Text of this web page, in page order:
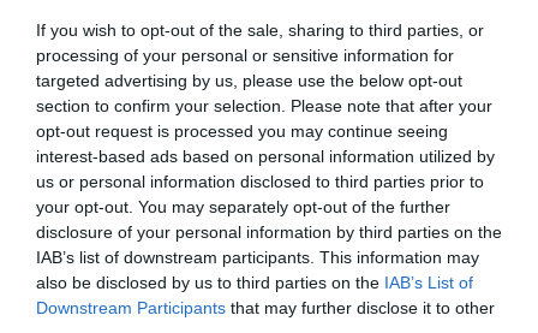
If you wish to opt-out of the sale, sharing to third parties, or
processing of your personal or sensitive information for
targeted advertising by us, please use the below opt-out
section to confirm your selection. Please note that after your
opt-out request is processed you may continue seeing
interest-based ads based on personal information utilized by
us or personal information disclosed to third parties prior to
your opt-out. You may separately opt-out of the further
disclosure of your personal information by third parties on the
IAB’s list of downstream participants. This information may
also be disclosed by us to third parties on the IAB’s List of
Downstream Participants that may further disclose it to other
ΖΗΝ
Το καφέ που ταΐζει
ανθρώπους